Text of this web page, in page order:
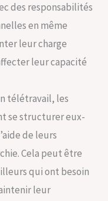
des responsabilités
en même
leur charge
leur capacité
télétravail, les
se structurer eux-
de leurs
Cela peut être
qui ont besoin
leur